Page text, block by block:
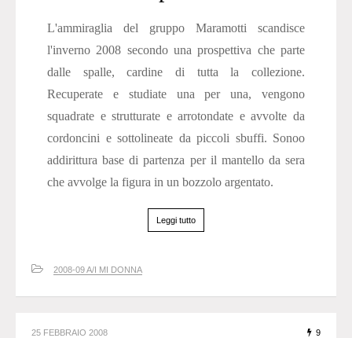
L'ammiraglia del gruppo Maramotti scandisce
l'inverno 2008 secondo una prospettiva che parte
dalle spalle, cardine di tutta la collezione.
Recuperate e studiate una per una, vengono
squadrate e strutturate e arrotondate e avvolte da
cordoncini e sottolineate da piccoli sbuffi. Sonoo
addirittura base di partenza per il mantello da sera
che avvolge la figura in un bozzolo argentato.
Leggi tutto
2008-09 A/I MI DONNA
25 FEBBRAIO 2008 9